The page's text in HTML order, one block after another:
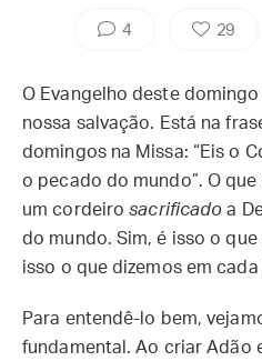
4 29
O Evangelho deste
nossa salvação. Está na
domingos na Missa: “Eis o
o pecado do mundo”. O
um cordeirosacrificado a
do mundo. Sim, é isso o
isso o que dizemos em cada
Para entendê-lo bem,
fundamental. Ao criar Adão